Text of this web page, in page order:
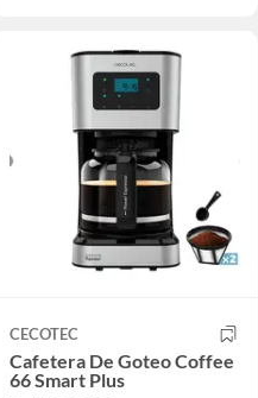
CECOTEC
Cafetera De Goteo Coffee
66 Smart Plus